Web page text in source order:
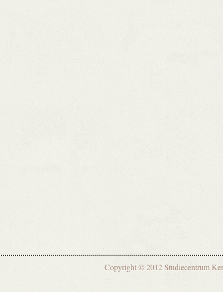
Copyright © 2012 Studiecentrum